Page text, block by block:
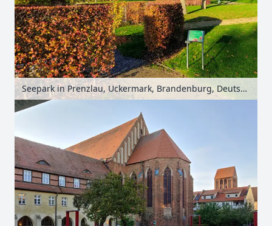
Seepark in Prenzlau, Uckermark, Brandenburg, Deutschland